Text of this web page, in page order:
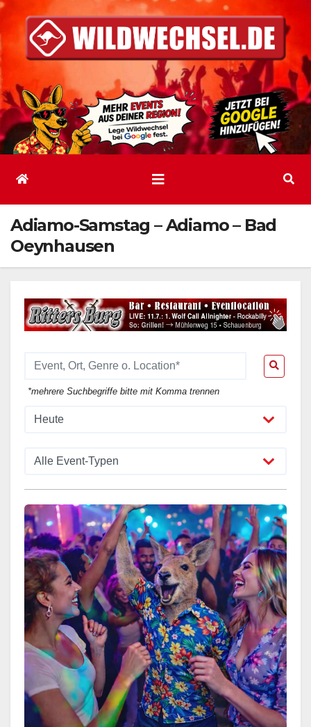
Inhalt
springen
Adiamo-Samstag – Adiamo – Bad
Oeynhausen
*mehrere Suchbegriffe bitte mit Komma trennen